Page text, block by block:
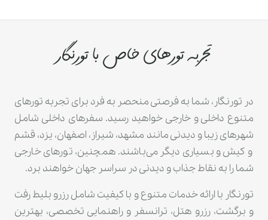
تجربه تورهای خاص با تورنگار
در تورنگار، شما به فرصتی منحصر به فرد برای تجربه تورهای
متنوع داخلی و خارجی خواهید رسید. سفرهای داخلی شامل
شهرهای زیبا و دیدنی مانند مشهد، شیراز، اصفهان، یزد، قشم
و کیش و بسیاری دیگر می‌باشند. همچنین، تورهای خارجی
شما را به نقاط جذاب و دیدنی در سراسر جهان خواهند برد.
تورنگار با ارائه خدمات متنوع و با کیفیت شامل رزرو بلیط رفت
و برگشت، رزرو هتل، ترانسفر و راهنمایی تخصصی، بهترین